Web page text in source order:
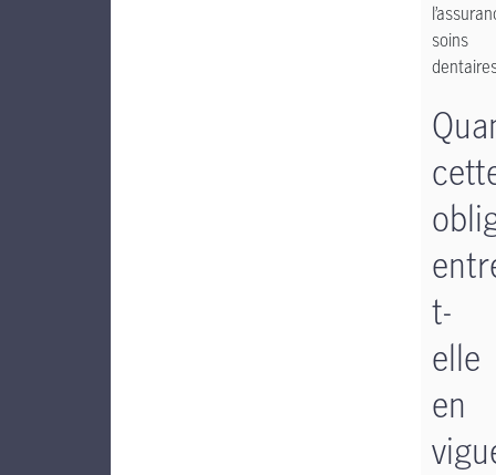
soins
t-
elle
en